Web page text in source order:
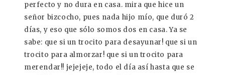
perfecto y no dura en casa. mira que hice un
señor bizcocho, pues nada hijo mío, que duró 2
días, y eso que sólo somos dos en casa. Ya se
sabe: que si un trocito para desayunar! que si un
trocito para almorzar! que si un trocito para
merendar!! jejejeje, todo el día así hasta que se